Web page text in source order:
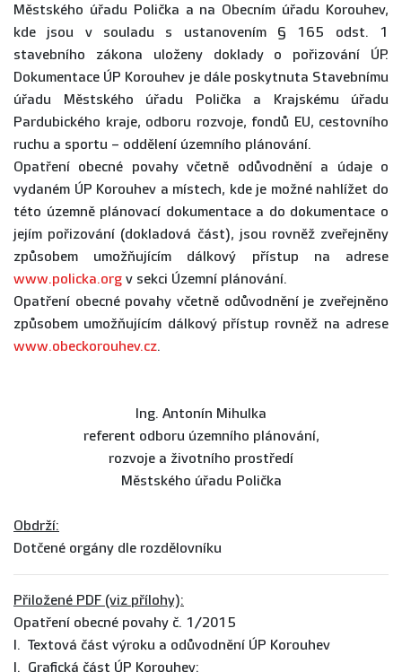
Městského úřadu Polička a na Obecním úřadu Korouhev,
kde jsou v souladu s ustanovením § 165 odst. 1
stavebního zákona uloženy doklady o pořizování ÚP.
Dokumentace ÚP Korouhev je dále poskytnuta Stavebnímu
úřadu Městského úřadu Polička a Krajskému úřadu
Pardubického kraje, odboru rozvoje, fondů EU, cestovního
ruchu a sportu – oddělení územního plánování.
Opatření obecné povahy včetně odůvodnění a údaje o
vydaném ÚP Korouhev a místech, kde je možné nahlížet do
této územně plánovací dokumentace a do dokumentace o
jejím pořizování (dokladová část), jsou rovněž zveřejněny
způsobem umožňujícím dálkový přístup na adrese
www.policka.org v sekci Územní plánování.
Opatření obecné povahy včetně odůvodnění je zveřejněno
způsobem umožňujícím dálkový přístup rovněž na adrese
www.obeckorouhev.cz.
Ing. Antonín Mihulka
referent odboru územního plánování,
rozvoje a životního prostředí
Městského úřadu Polička
Obdrží:
Dotčené orgány dle rozdělovníku
Přiložené PDF (viz přílohy):
Opatření obecné povahy č. 1/2015
I. Textová část výroku a odůvodnění ÚP Korouhev
I. Grafická část ÚP Korouhev: